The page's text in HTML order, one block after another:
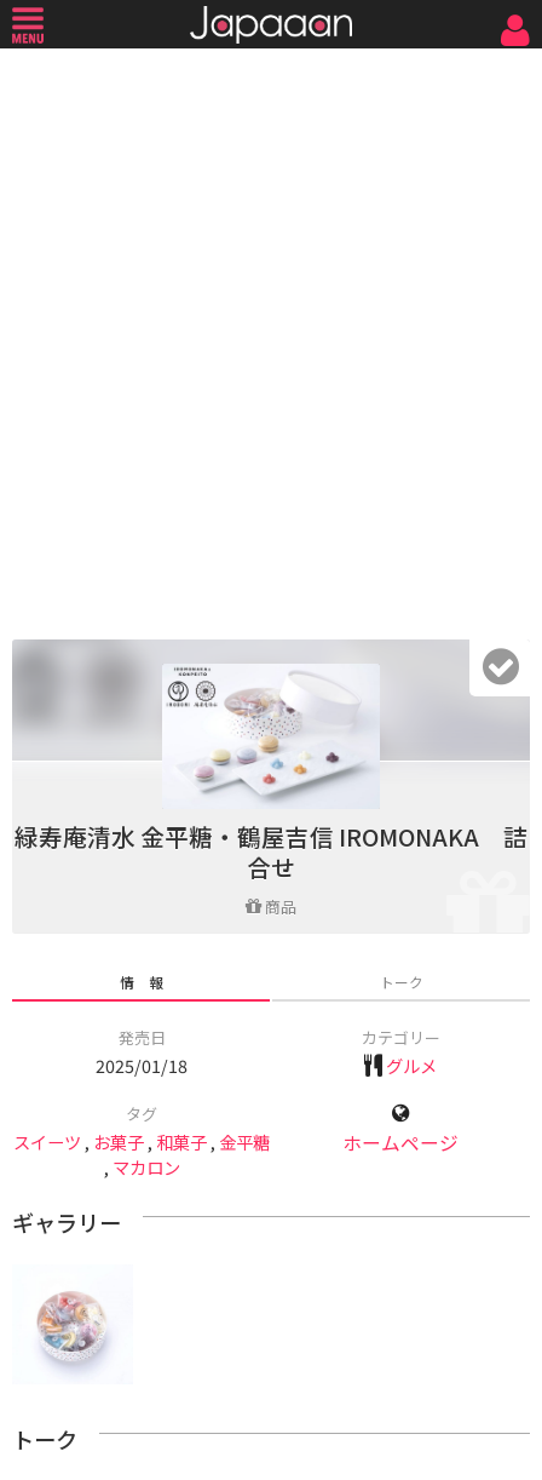
緑寿庵清水 金平糖・鶴屋吉信 IROMONAKA 詰
合せ
商品
情 報 トーク
発売日
2025/01/18
カテゴリー
グルメ
タグ
スイーツ , お菓子, 和菓子, 金平糖
, マカロン
ホームページ
ギャラリー
トーク